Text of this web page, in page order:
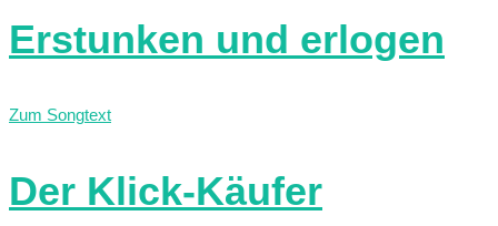
Erstunken und erlogen
Zum Songtext
Der Klick-Käufer